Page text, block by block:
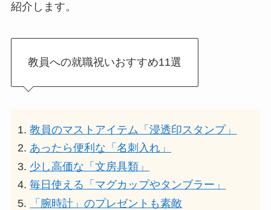
紹介します。
教員への就職祝いおすすめ11選
教員のマストアイテム「浸透印スタンプ」
あったら便利な「名刺入れ」
少し高価な「文房具類」
毎日使える「マグカップやタンブラー」
「腕時計」のプレゼントも素敵